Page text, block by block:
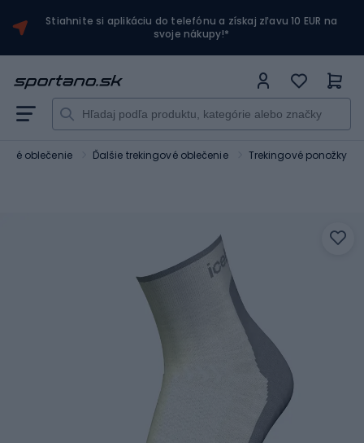
Stiahnite si aplikáciu do telefónu a získaj zľavu 10 EUR na
svoje nákupy!*
oblečenie Ďalšie trekingové oblečenie Trekingové ponožky